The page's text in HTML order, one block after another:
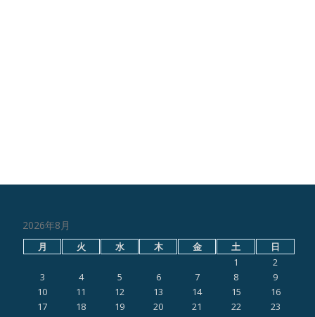
2026年8月
月 火 水 木 金 土
日
1
2
3
4 5 6 7 8
9
10
11 12 13 14 15
16
17
18 19 20 21 22
23